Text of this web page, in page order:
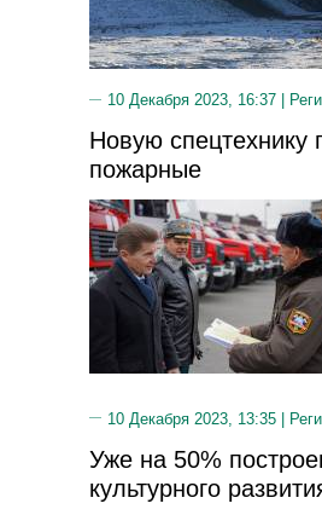
10 Декабря 2023, 16:37 |
Новую спецтехнику
пожарные
10 Декабря 2023, 13:35 |
Уже на 50%
культурного